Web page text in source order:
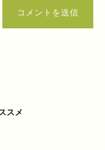
コメントを送信
スメ